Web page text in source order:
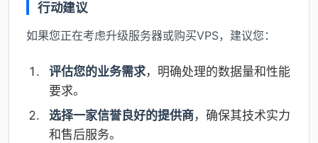
行动建议
如果您正在考虑升级服务器或购买VPS，建议您：
评估您的业务需求，明确处理的数据量和性能
要求。
选择一家信誉良好的提供商，确保其技术实力
和售后服务。